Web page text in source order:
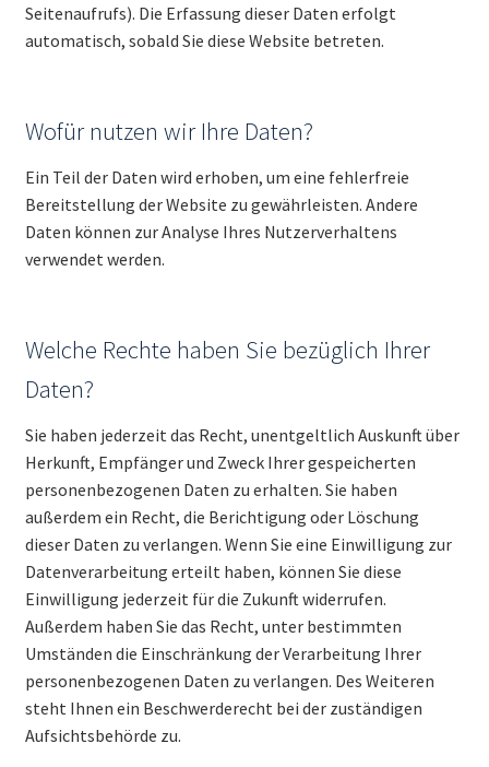
Seitenaufrufs). Die Erfassung dieser Daten erfolgt
automatisch, sobald Sie diese Website betreten.
Wofür nutzen wir Ihre Daten?
Ein Teil der Daten wird erhoben, um eine fehlerfreie
Bereitstellung der Website zu gewährleisten. Andere
Daten können zur Analyse Ihres Nutzerverhaltens
verwendet werden.
Welche Rechte haben Sie bezüglich Ihrer
Daten?
Sie haben jederzeit das Recht, unentgeltlich Auskunft über
Herkunft, Empfänger und Zweck Ihrer gespeicherten
personenbezogenen Daten zu erhalten. Sie haben
außerdem ein Recht, die Berichtigung oder Löschung
dieser Daten zu verlangen. Wenn Sie eine Einwilligung zur
Datenverarbeitung erteilt haben, können Sie diese
Einwilligung jederzeit für die Zukunft widerrufen.
Außerdem haben Sie das Recht, unter bestimmten
Umständen die Einschränkung der Verarbeitung Ihrer
personenbezogenen Daten zu verlangen. Des Weiteren
steht Ihnen ein Beschwerderecht bei der zuständigen
Aufsichtsbehörde zu.